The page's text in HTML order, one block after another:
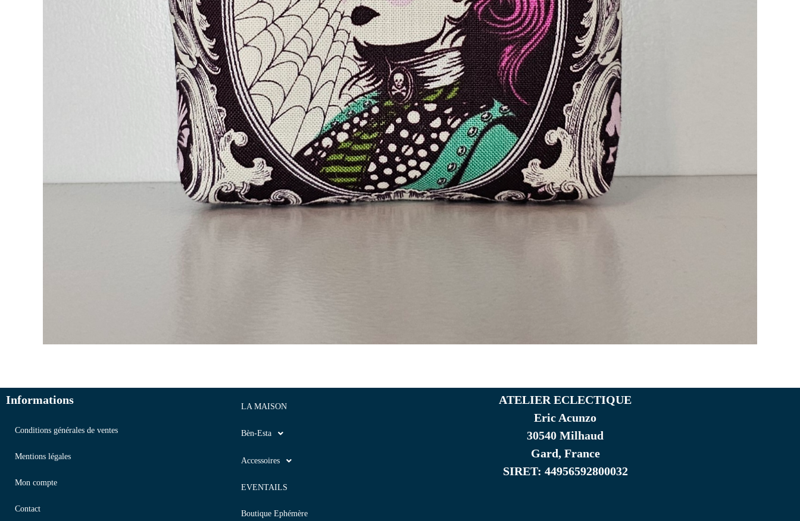
Informations
Conditions générales de ventes
Mentions légales
Mon compte
Contact
LA MAISON
Bèn-Esta
Accessoires
EVENTAILS
Boutique Ephémère
ATELIER ECLECTIQUE
Eric Acunzo
30540 Milhaud
Gard, France
SIRET: 44956592800032